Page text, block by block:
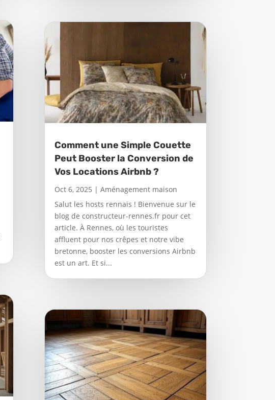
Comment une Simple Couette
Peut Booster la Conversion de
Vos Locations Airbnb ?
Oct 6, 2025 | Aménagement maison
Salut les hosts rennais ! Bienvenue sur le
blog de constructeur-rennes.fr pour cet
article. À Rennes, où les touristes
affluent pour nos crêpes et notre vibe
bretonne, booster les conversions Airbnb
est un art. Et si...